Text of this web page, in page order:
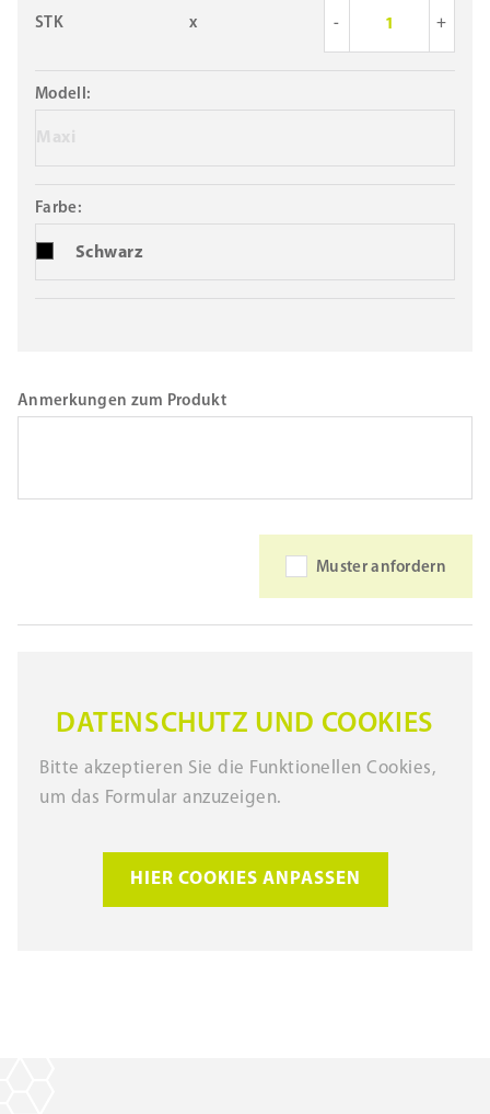
STK x - +
Modell:
Schwarz
Farbe:
Anmerkungen zum Produkt
Muster anfordern
DATENSCHUTZ UND COOKIES
Bitte akzeptieren Sie die Funktionellen Cookies,
um das Formular anzuzeigen.
HIER COOKIES ANPASSEN